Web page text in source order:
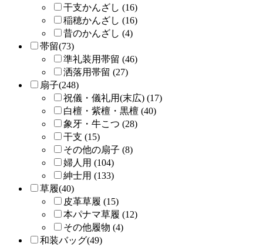
干支かんざし (16)
稲穂かんざし (16)
昔のかんざし (4)
帯留(73)
準礼装用帯留 (46)
洒落用帯留 (27)
扇子(248)
祝儀・儀礼用(末広) (17)
白檀・紫檀・黒檀 (40)
象牙・牛こつ (28)
干支 (15)
その他の扇子 (8)
婦人用 (104)
紳士用 (133)
草履(40)
皮革草履 (15)
本パナマ草履 (12)
その他履物 (4)
和装バッグ(49)